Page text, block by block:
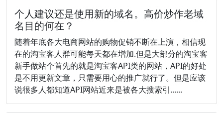
个人建议还是使用新的域名。高价炒作老域
名目的何在？
随着年底各大电商网站的购物促销不断在上演，相信现
在的淘宝客人群可能每天都在增加.但是大部分的淘宝客
新手做站个首先的就是淘宝客API类的网站，API的好处
是不用更新文章，只需要用心的推广就行了。但是应该
说很多人都知道API网站近来是被各大搜索引......